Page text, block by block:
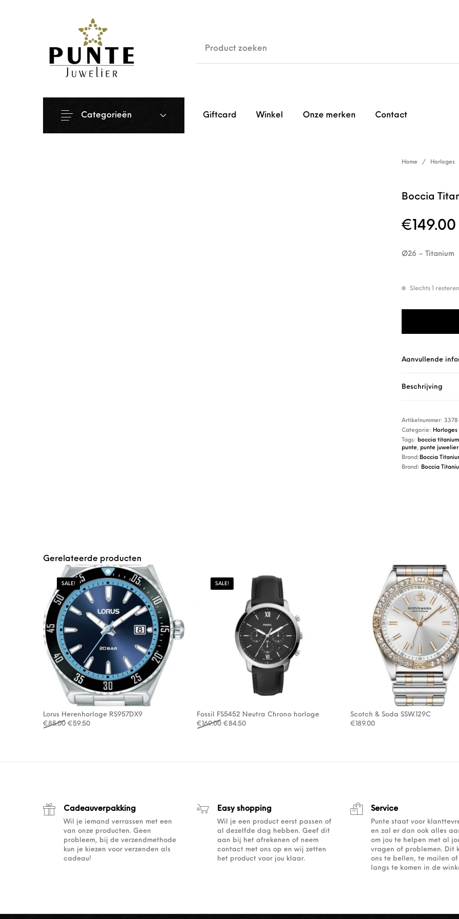
Giftcard Winkel Onze merken Contact
Categorieën
Home / Horloges
Boccia
€ 149.00
Ø26 – Titanium
Slechts 1
Aanvullende
Beschrijving
Artikelnummer:
Categorie: Horloges
Tags: boccia titanium
punte, punte juwelier
Brand: Boccia
Brand: Boccia
Gerelateerde producten
SALE!
Lorus Herenhorloge RS957DX9
€85.00 Oorspronkelijke prijs was: €85.00.
€59.50Huidige prijs is: €59.50.
SALE!
Fossil FS5452 Neutra Chrono horloge
€169.00 Oorspronkelijke prijs was: €169.00.
€84.50Huidige prijs is: €84.50.
Scotch & Soda SSW.129C
€189.00
Cadeauverpakking
Wil je iemand verrassen met een
van onze producten. Geen
probleem, bij de verzendmethode
kun je kiezen voor verzenden als
cadeau!
Easy shopping
Wil je een product eerst passen of
al dezelfde dag hebben. Geef dit
aan bij het afrekenen of neem
contact met ons op en wij zetten
het product voor jou klaar.
Service
Punte staat voor
en zal er dan ook alles
om jou te helpen met al
vragen of problemen. Dit
ons te bellen, te mailen
langs te komen in de